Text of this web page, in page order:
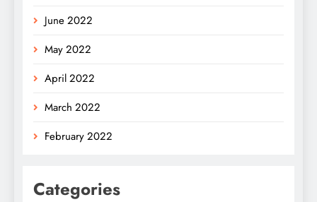
June 2022
May 2022
April 2022
March 2022
February 2022
Categories